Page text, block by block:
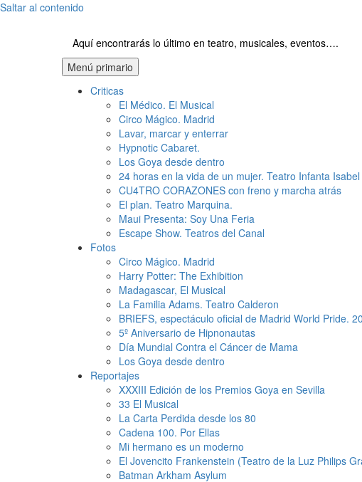
Saltar al contenido
Aquí encontrarás lo último en teatro, musicales, eventos….
Menú primario
Criticas
El Médico. El Musical
Circo Mágico. Madrid
Lavar, marcar y enterrar
Hypnotic Cabaret.
Los Goya desde dentro
24 horas en la vida de un mujer. Teatro Infanta Isabel
CU4TRO CORAZONES con freno y marcha atrás
El plan. Teatro Marquina.
Maui Presenta: Soy Una Feria
Escape Show. Teatros del Canal
Fotos
Circo Mágico. Madrid
Harry Potter: The Exhibition
Madagascar, El Musical
La Familia Adams. Teatro Calderon
BRIEFS, espectáculo oficial de Madrid World Pride.
5º Aniversario de Hipnonautas
Día Mundial Contra el Cáncer de Mama
Los Goya desde dentro
Reportajes
XXXIII Edición de los Premios Goya en Sevilla
33 El Musical
La Carta Perdida desde los 80
Cadena 100. Por Ellas
Mi hermano es un moderno
El Jovencito Frankenstein (Teatro de la Luz Philips
Batman Arkham Asylum